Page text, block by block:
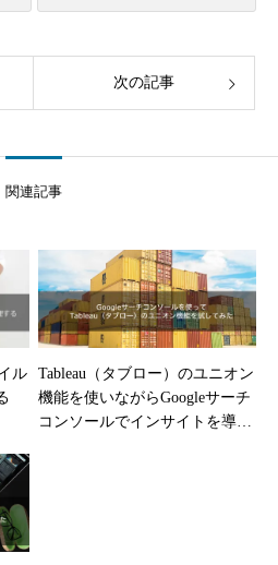
次の記事
関連記事
ル
Tableau（タブロー）のユニオン
機能を使いながらGoogleサーチ
コンソールでインサイトを導く